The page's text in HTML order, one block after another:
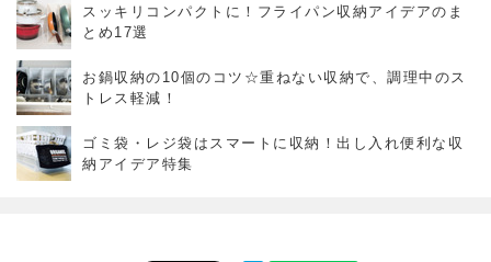
スッキリコンパクトに！フライパン収納アイデアのま
とめ17選
お鍋収納の10個のコツ☆重ねない収納で、調理中のス
トレス軽減！
ゴミ袋・レジ袋はスマートに収納！出し入れ便利な収
納アイデア特集